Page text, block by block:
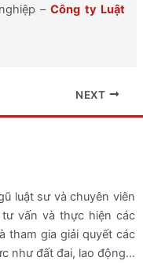
–Công ty Luật
NEXT
luật sư và chuyên viên
vấn và thực hiện các
tham gia giải quyết các
như đất đai, lao động…